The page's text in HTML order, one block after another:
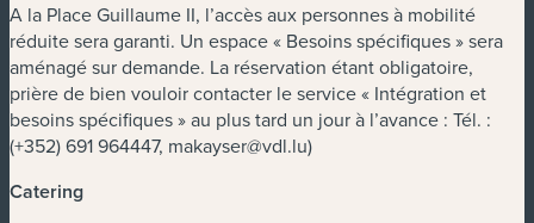
A la Place Guillaume II, l’accès aux personnes à mobilité
réduite sera garanti. Un espace « Besoins spécifiques » sera
aménagé sur demande. La réservation étant obligatoire,
prière de bien vouloir contacter le service « Intégration et
besoins spécifiques » au plus tard un jour à l’avance : Tél. :
(+352) 691 964447, makayser@vdl.lu)
Catering